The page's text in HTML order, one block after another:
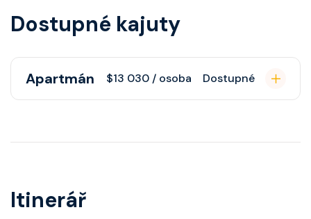
Dostupné kajuty
Apartmán $13 030 / osoba Dostupné
pohovku či více ložnicí podle
nastavitelnou klimatizaci,
Itinerář